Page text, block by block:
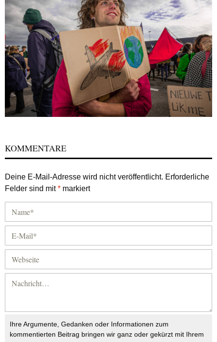
KOMMENTARE
Deine E-Mail-Adresse wird nicht veröffentlicht. Erforderliche
Felder sind mit* markiert
Ihre Argumente, Gedanken oder Informationen zum
kommentierten Beitrag bringen wir ganz oder gekürzt mit Ihrem